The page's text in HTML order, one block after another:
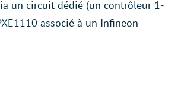
un circuit dédié (un contrôleur 1-
associé à un Infineon